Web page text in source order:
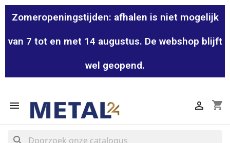
Zomeropeningstijden: afhalen is niet mogelijk
van 7 tot en met 14 augustus. De webshop blijft
wel geopend.
 shopping_cart

search